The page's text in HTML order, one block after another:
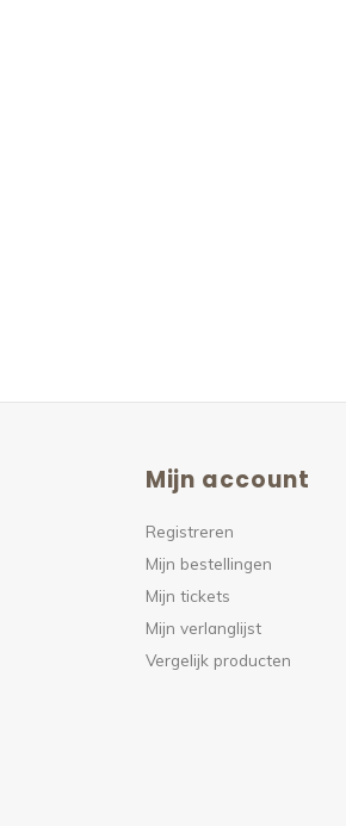
Mijn account
Registreren
Mijn bestellingen
Mijn tickets
Mijn verlanglijst
Vergelijk producten